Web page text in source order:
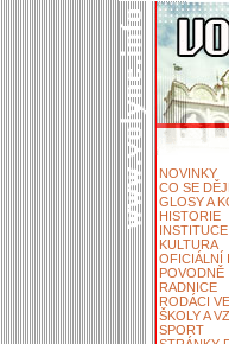
NOVINKY
CO SE
GLOSY A
HISTORIE
INSTITUCE
KULTURA
OFICIÁLNÍ
POVODNĚ
RADNICE
RODÁCI
ŠKOLY A
SPORT